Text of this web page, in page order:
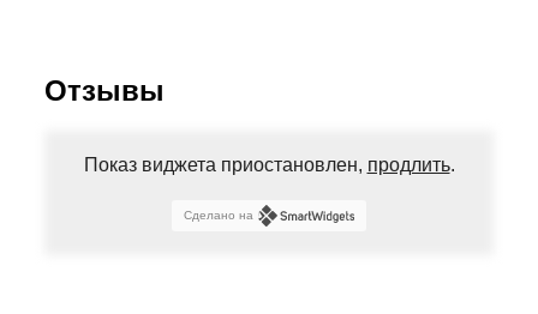
Отзывы
Показ виджета приостановлен, продлить.
Сделано на